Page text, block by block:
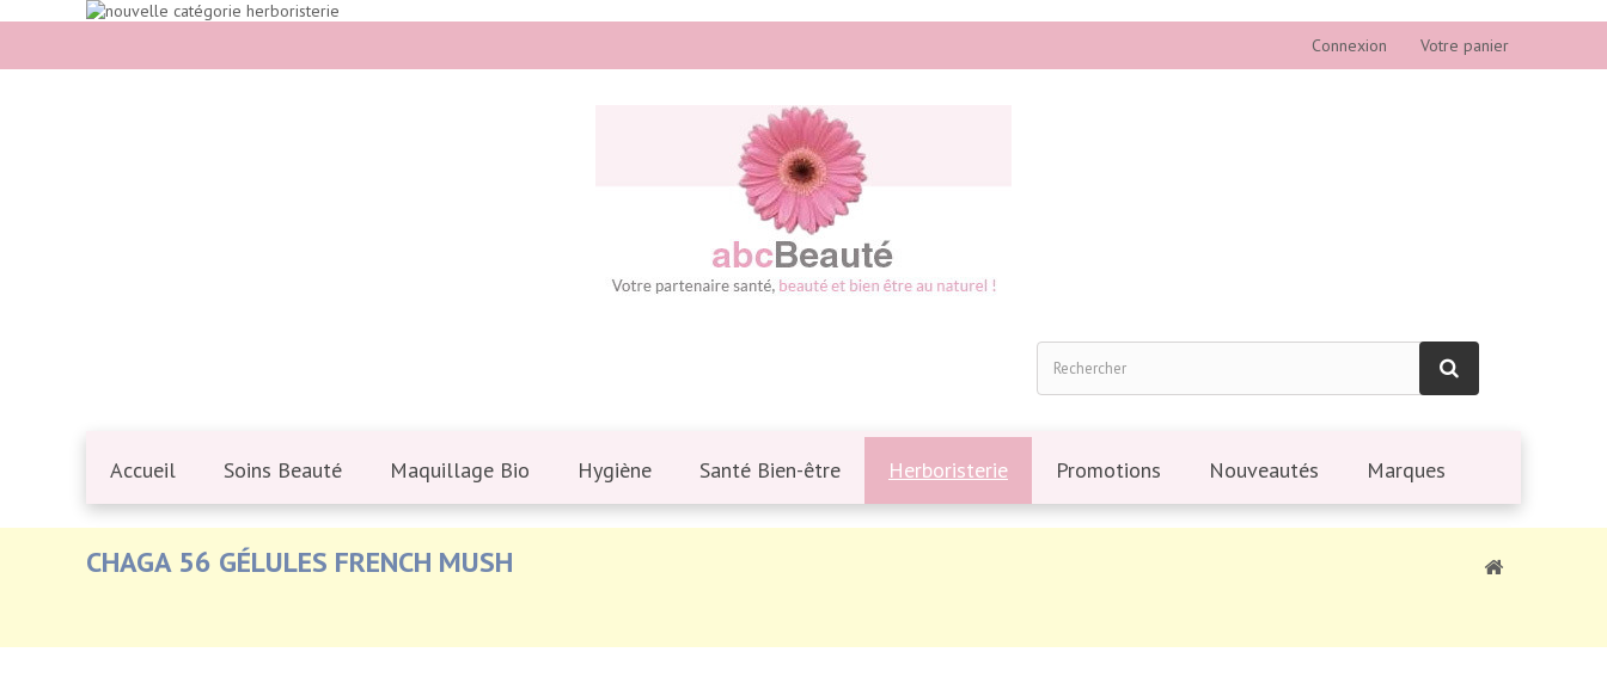
Connexion Votre panier
Accueil Soins Beauté Maquillage Bio Hygiène Santé Bien-être Herboristerie Promotions Nouveautés Marques
CHAGA 56 GÉLULES FRENCH MUSH